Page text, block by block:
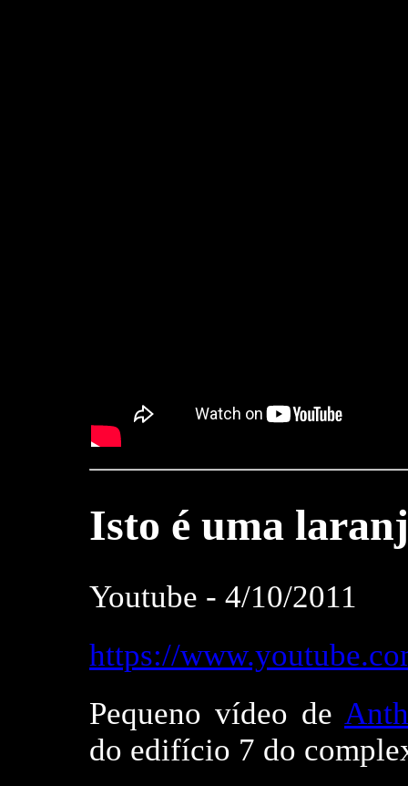
Isto é uma
Youtube - 4/10/2011
https://
Pequeno vídeo de
do edifício 7 do